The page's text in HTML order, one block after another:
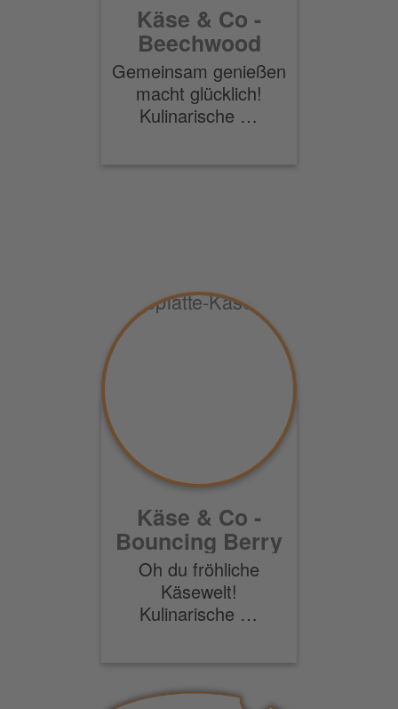
Käse & Co -
Beechwood
Gemeinsam genießen
macht glücklich!
Kulinarische …
Käse & Co -
Bouncing Berry
Oh du fröhliche
Käsewelt!
Kulinarische …